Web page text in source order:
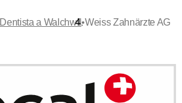
Dentista a Walchwil•Weiss Zahnärzte AG